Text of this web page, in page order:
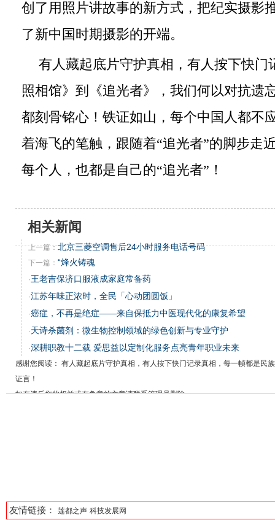
创了用照片讲故事的新方式，把纪实摄影
了新中国时期摄影的开端。
有人藏起底片守护真相，有人按下快门
照相馆》到《追光者》，我们何以对抗遗
都刻骨铭心！铁证如山，每个中国人都不
着海飞的笔触，跟随着“追光者”的脚步走
每个人，也都是自己的“追光者”！
相关新闻
上一篇：北京三菱空调售后24小时服务电话号码
下一篇： “烽火铸魂
·王老吉保济口服液成家庭常备药
·江苏年味正浓时，全民「心动团圆饭」
·癌症，不再是绝症——来自保抵力中医现代化的康复希望
·天诗杀菌剂：微生物控制领域的绿色创新与专业守护
·深耕职教十二载 爱思益以定制化服务点亮青年职业未来
感谢您阅读： 有人藏起底片守护真相，有人按下快门记录真相，每一帧都是民
证言！
如有违反您的权益或有争意的文章请联系管理员删除
友情链接： 莲都之声 科技发展网